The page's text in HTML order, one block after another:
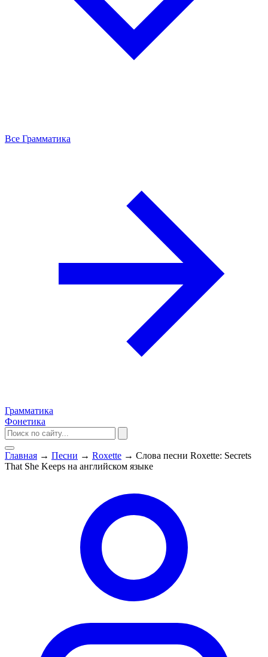
Все Грамматика
Грамматика
Фонетика
Главная → Песни → Roxette → Слова песни Roxette: Secrets
That She Keeps на английском языке